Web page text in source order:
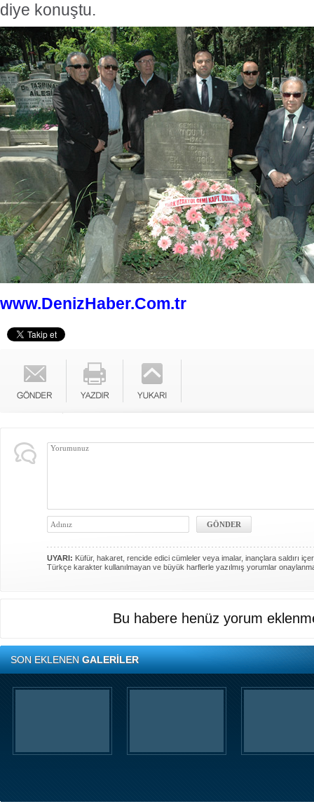
diye konuştu.
www.DenizHaber.Com.tr
UYARI: Küfür, hakaret, rencide edici cümleler veya imalar, inançlara saldırı
Türkçe karakter kullanılmayan ve büyük harflerle yazılmış yorumlar
Bu habere henüz yorum
SON EKLENENGALERİLER